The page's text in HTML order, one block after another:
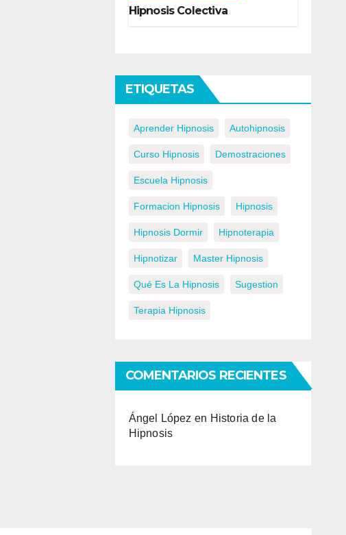
Hipnosis Colectiva
ETIQUETAS
Aprender Hipnosis Autohipnosis
Curso Hipnosis Demostraciones
Escuela Hipnosis
Formacion Hipnosis Hipnosis
Hipnosis Dormir Hipnoterapia
Hipnotizar Master Hipnosis
Qué Es La Hipnosis Sugestion
Terapia Hipnosis
COMENTARIOS RECIENTES
Ángel López en Historia de la
Hipnosis